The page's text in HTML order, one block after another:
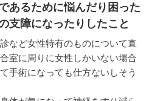
あるために悩んだり困った
支障になったりしたこと
など女性特有のものについて直
室に周りに女性しかいない場合
手術になっても仕方ないしそう